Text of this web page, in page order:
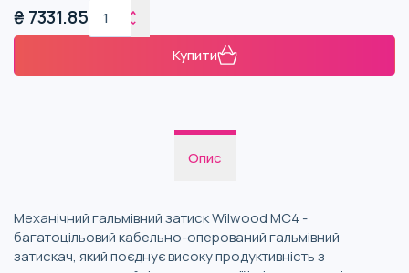
₴ 7331.85
Купити
Опис
Механічний гальмівний затиск Wilwood MC4 -
багатоцільовий кабельно-оперований гальмівний
затискач, який поєднує високу продуктивність з